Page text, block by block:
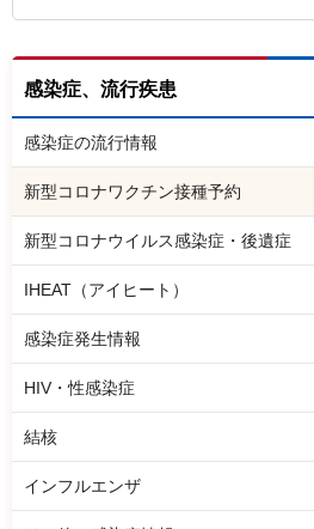
感染症、流行疾患
感染症の流行情報
新型コロナワクチン接種予約
新型コロナウイルス感染症・後遺症
IHEAT（アイヒート）
感染症発生情報
HIV・性感染症
結核
インフルエンザ